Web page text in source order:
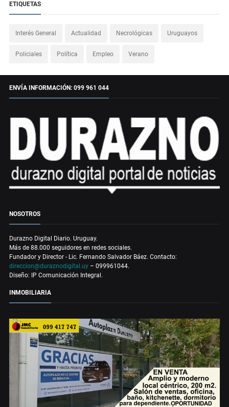
ETIQUETAS
Interés General Actualidad Necrológicas Uruguayos
Policiales Política Empleo Verano
ENVÍA INFORMACIÓN: 099 961 044
NOSOTROS
Durazno Digital Diario. Uruguay.
Más de 88.000 seguidores en redes sociales.
Fundador y Director - Lic. Fernando Salvador Báez. Contacto:
direccion@duraznodigital.uy – 099961044.
Diseño: IP Comunicación Integral.
INMOBILIARIA